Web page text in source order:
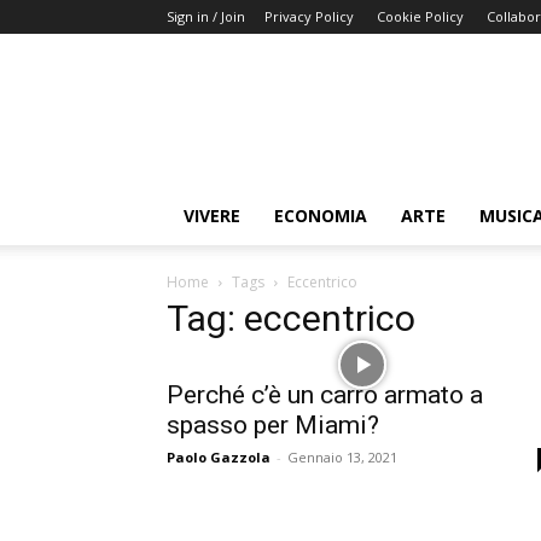
Sign in / Join Privacy Policy Cookie Policy
VIVERE ECONOMIA ARTE
Home Tags Eccentrico
Tag: eccentrico
Perché c’è un carro armato a
spasso per Miami?
Paolo Gazzola - Gennaio 13, 2021